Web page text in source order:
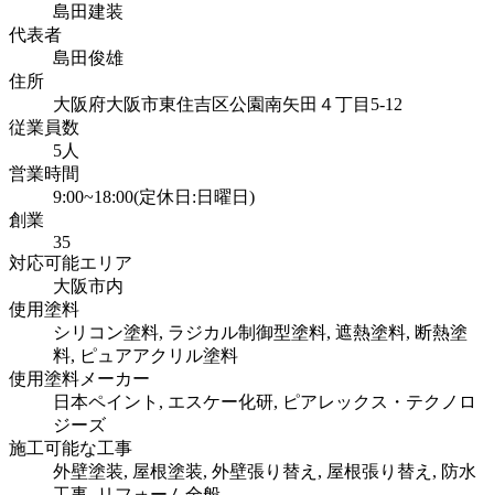
島田建装
代表者
島田俊雄
住所
大阪府大阪市東住吉区公園南矢田４丁目5-12
従業員数
5人
営業時間
9:00~18:00(定休日:日曜日)
創業
35
対応可能エリア
大阪市内
使用塗料
シリコン塗料, ラジカル制御型塗料, 遮熱塗料, 断熱塗
料, ピュアアクリル塗料
使用塗料メーカー
日本ペイント, エスケー化研, ピアレックス・テクノロ
ジーズ
施工可能な工事
外壁塗装, 屋根塗装, 外壁張り替え, 屋根張り替え, 防水